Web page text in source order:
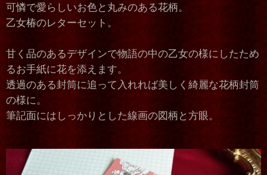
可憐で愛らしいお色と丸みのある花柄。
乙女椿のレターセット。
甘く品のあるデザインで物語の中の乙女の様にしたため
るお手紙に花を添えます。
透過のある封筒に追って入れれば美しく綺麗な花柄封筒
の様に。
筆記面にはしっかりとした線画の図柄と方眼。